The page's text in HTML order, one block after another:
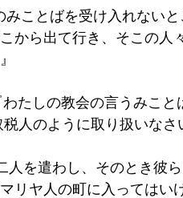
みことばを受け入れない
から出て行き、そこの人
わたしの教会の言うみこ
人のように取り扱いなさ
を遣わし、そのとき彼ら
リヤ人の町に入ってはい